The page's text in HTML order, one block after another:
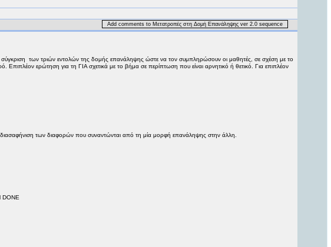
Add comments to Μετατροπές στη Δομή Επανάληψης ver 2.0 sequence
των τριών εντολών της δομής επανάληψης ώστε να τον συμπληρώσουν οι μαθητές, σε σχέση με το
ερώτηση για τη ΓΙΑ σχετικά με το βήμα σε περίπτωση που είναι αρνητικό ή θετικό. Για επιπλέον
των διαφορών που συναντώνται από τη μία μορφή επανάληψης στην άλλη.
DONE